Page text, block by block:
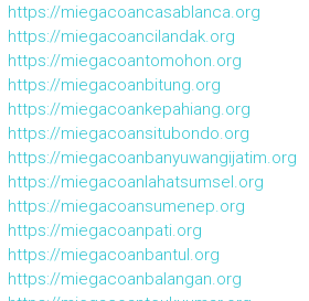
https://miegacoancasablanca.org
https://miegacoancilandak.org
https://miegacoantomohon.org
https://miegacoanbitung.org
https://miegacoankepahiang.org
https://miegacoansitubondo.org
https://miegacoanbanyuwangijatim.org
https://miegacoanlahatsumsel.org
https://miegacoansumenep.org
https://miegacoanpati.org
https://miegacoanbantul.org
https://miegacoanbalangan.org